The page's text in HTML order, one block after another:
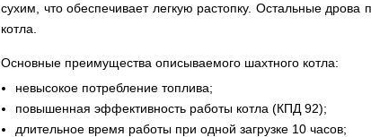
сухим, что обеспечивает легкую растопку. Остальные
котла.
Основные преимущества описываемого шахтного котла:
невысокое потребление топлива;
повышенная эффективность работы котла (КПД 92);
длительное время работы при одной загрузке 10 часов;